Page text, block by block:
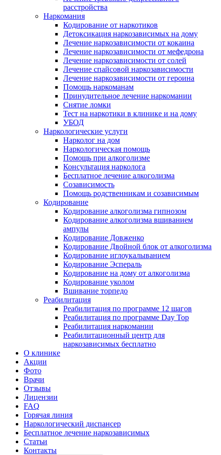
расстройства
Наркомания
Кодирование от наркотиков
Детоксикация наркозависимых на дому
Лечение наркозависимости от кокаина
Лечение наркозависимости от мефедрона
Лечение наркозависимости от солей
Лечение спайсовой наркозависимости
Лечение наркозависимости от героина
Помощь наркоманам
Принудительное лечение наркомании
Снятие ломки
Тест на наркотики в клинике и на дому
УБОД
Наркологические услуги
Нарколог на дом
Наркологическая помощь
Помощь при алкоголизме
Консультация нарколога
Бесплатное лечение алкоголизма
Созависимость
Помощь родственникам и созависимым
Кодирование
Кодирование алкоголизма гипнозом
Кодирование алкоголизма вшиванием
ампулы
Кодирование Довженко
Кодирование Двойной блок от алкоголизма
Кодирование иглоукалыванием
Кодирование Эспераль
Кодирование на дому от алкоголизма
Кодирование уколом
Вшивание торпедо
Реабилитация
Реабилитация по программе 12 шагов
Реабилитация по программе Day Top
Реабилитация наркомании
Реабилитационный центр для
наркозависимых бесплатно
О клинике
Акции
Фото
Врачи
Отзывы
Лицензии
FAQ
Горячая линия
Наркологический диспансер
Бесплатное лечение наркозависимых
Статьи
Контакты